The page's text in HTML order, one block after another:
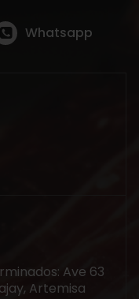
Whatsapp
Ave 63
Artemisa